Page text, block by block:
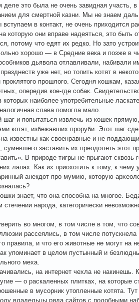
это была не очень завидная участь,
для смертной казни. Мы не знаем
в контакт, не очень приходится
которую они вправе надеяться, это быть
потому что едят их редко. Но зато
хорошо — в Cредние века и позже в
дьявола отлавливали, набивали
уже нет, но топить котят в
прошлого. Сегодня кошкам,
опередив кое-где собак.
которых наиболее употребительные
слава помогла мало.
и попытаться извлечь из кошек
котят, избежавших проруби. Этот шаг
известны как своенравные и не
заставить их преодолеть этот
В природе тигры не прыгают
лапах. Как их приохотить к тому, к
анекдот про мумию, которую
знает, что она способна на многое.
народа, категорически
во многом, в том числе в том, что
рассеялись, в том числе
правила, и что его животные не могут на
упоминает в целом пустынный и
меха.
на интернет чехла не накинешь.
— о раскаленных плитках, на которые
в мусорник утопленные котята.
владельцы ряда сайтов с подобными